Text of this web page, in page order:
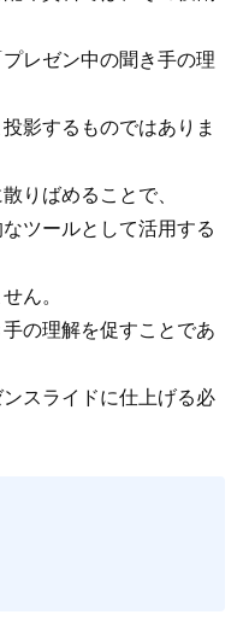
レゼン中の聞き手の理
影するものではありま
りばめることで、
ツールとして活用する
ん。
の理解を促すことであ
スライドに仕上げる必